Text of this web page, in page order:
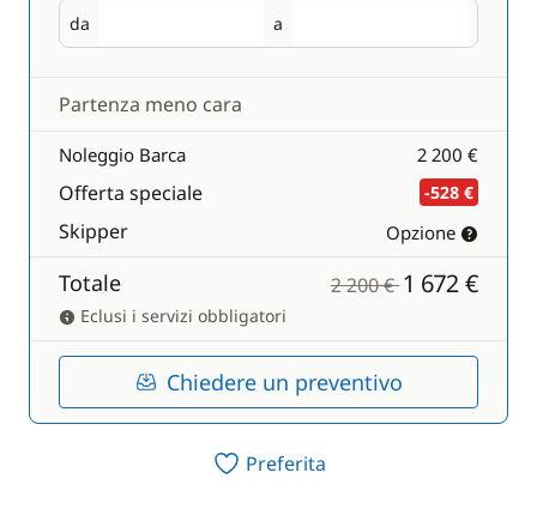
da
Partenza a
Ritorno
Partenza meno cara
Noleggio Barca 2 200 €
Offerta speciale -528 €
Skipper Opzione
Totale 2 200 €1 672 €
Eclusi i servizi obbligatori
Chiedere un preventivo
Preferita